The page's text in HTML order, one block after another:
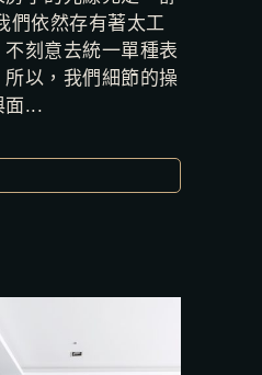
們依然存有著太工
刻意去統一單種表
以，我們細節的操
面...